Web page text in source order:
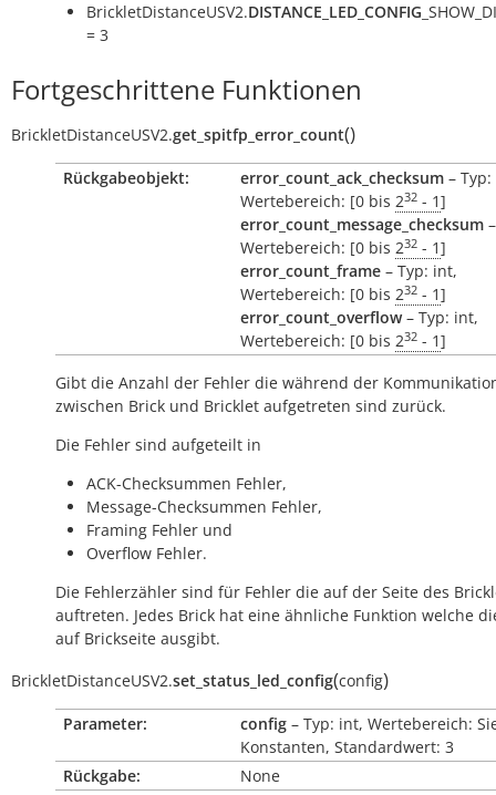
BrickletDistanceUSV2.DISTANCE_LED_CONFIG
= 3
Fortgeschrittene Funktionen
BrickletDistanceUSV2.get_spitfp_error_count()
Rückgabeobjekt: error_count_ack_checksum –
Wertebereich: [0 bis 232 - 1]
error_count_message_checksum
Wertebereich: [0 bis 232 - 1]
error_count_frame – Typ: int,
Wertebereich: [0 bis 232 - 1]
error_count_overflow– Typ: int,
Wertebereich: [0 bis 232 - 1]
Gibt die Anzahl der Fehler die während der
zwischen Brick und Bricklet aufgetreten sind zurück.
Die Fehler sind aufgeteilt in
ACK-Checksummen Fehler,
Message-Checksummen Fehler,
Framing Fehler und
Overflow Fehler.
Die Fehlerzähler sind für Fehler die auf der Seite des
auftreten. Jedes Brick hat eine ähnliche Funktion welche
auf Brickseite ausgibt.
BrickletDistanceUSV2.set_status_led_config(config)
Parameter: config – Typ: int, Wertebereich:
Konstanten, Standardwert: 3
Rückgabe:
None